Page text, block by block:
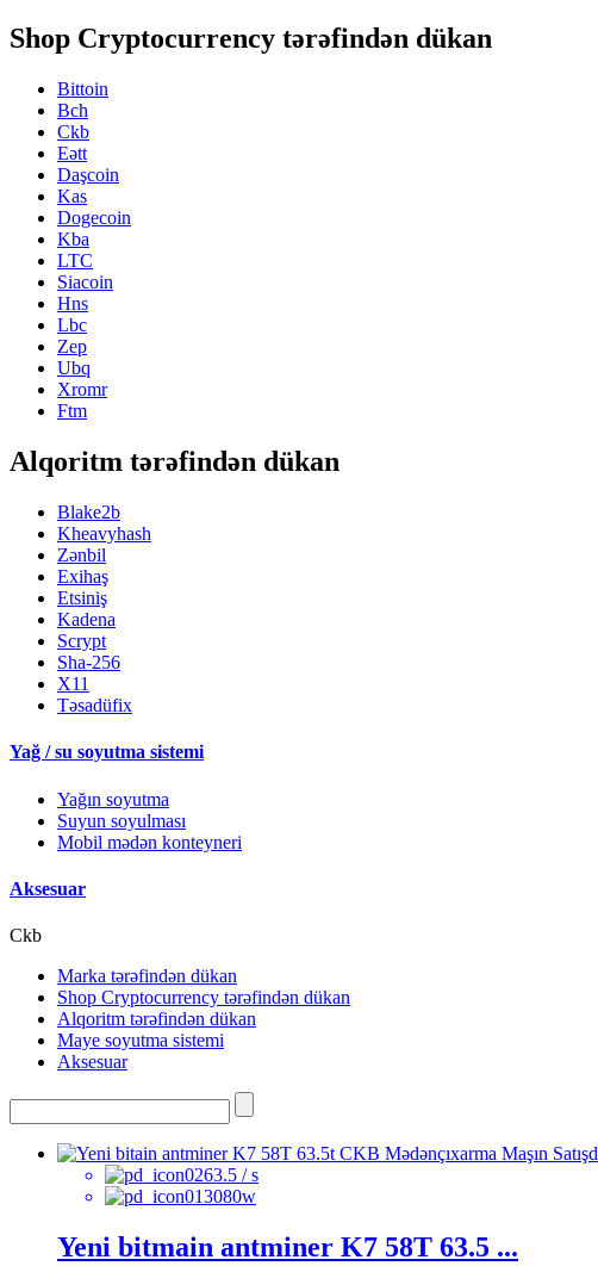
Shop Cryptocurrency tərəfindən dükan
Bittoin
Bch
Ckb
Eətt
Daşcoin
Kas
Dogecoin
Kba
LTC
Siacoin
Hns
Lbc
Zep
Ubq
Xromr
Ftm
Alqoritm tərəfindən dükan
Blake2b
Kheavyhash
Zənbil
Exihaş
Etsiniş
Kadena
Scrypt
Sha-256
X11
Təsadüfix
Yağ / su soyutma sistemi
Yağın soyutma
Suyun soyulması
Mobil mədən konteyneri
Aksesuar
Ckb
Marka tərəfindən dükan
Shop Cryptocurrency tərəfindən dükan
Alqoritm tərəfindən dükan
Maye soyutma sistemi
Aksesuar
63.5 / s
3080w
Yeni bitmain antminer K7 58T 63.5 ...